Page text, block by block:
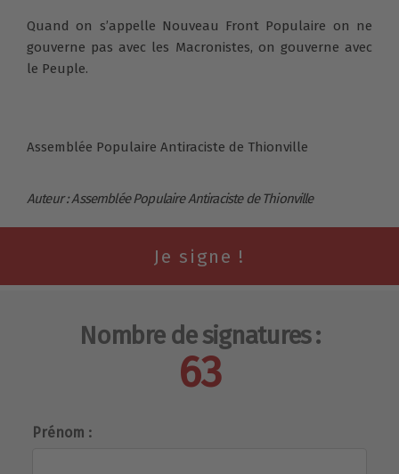
Quand on s’appelle Nouveau Front Populaire on ne
gouverne pas avec les Macronistes, on gouverne avec
le Peuple.
Assemblée Populaire Antiraciste de Thionville
Auteur : Assemblée Populaire Antiraciste de Thionville
Nombre de signatures :
63
Prénom :